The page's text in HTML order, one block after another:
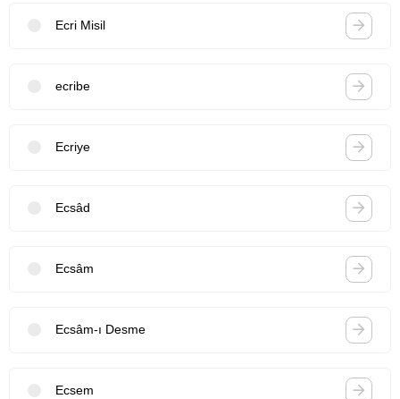
Ecri Misil
ecribe
Ecriye
Ecsâd
Ecsâm
Ecsâm-ı Desme
Ecsem